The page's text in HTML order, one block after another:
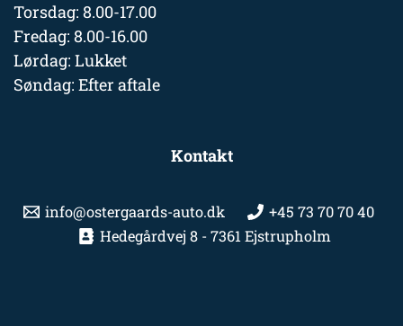
Torsdag: 8.00-17.00
Fredag: 8.00-16.00
Lørdag: Lukket
Søndag: Efter aftale
Kontakt
info@ostergaards-auto.dk
+45 73 70 70 40
Hedegårdvej 8 - 7361 Ejstrupholm